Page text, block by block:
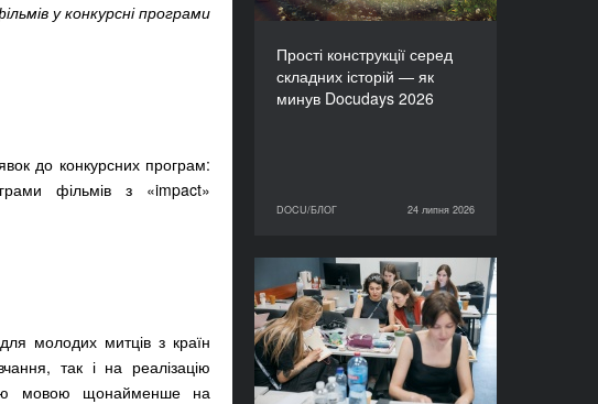
у конкурсні програми
до конкурсних програм:
фільмів з «impact»
молодих митців з країн
так і на реалізацію
мовою щонайменше на
Прості конструкції серед
складних історій — як
минув Docudays 2026
DOCU/БЛОГ 24 липня 2026
DOCU/БЛОГ
24 липня 2026
ГО «Докудейз» шукає
SMM-менеджера/-ку до
команди Архіву Війни